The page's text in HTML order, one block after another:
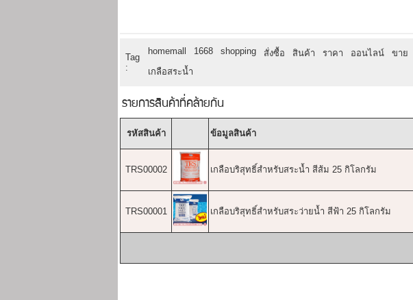
Tag
:
homemall 1668 shopping สั่งซื้อ สินค้า ราคา ออนไลน์ ขาย
เกลือสระน้ำ
รายการสินค้าที่คล้ายกัน
รหัสสินค้า ข้อมูลสินค้า
TRS00002 เกลือบริสุทธิ์สำหรับสระน้ำ สีส้ม 25 กิโลกรัม
TRS00001 เกลือบริสุทธิ์สำหรับสระว่ายน้ำ สีฟ้า 25 กิโลกรัม